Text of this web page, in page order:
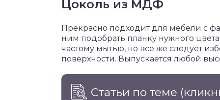
Цоколь из МДФ
Прекрасно подходит для мебели с
ним подобрать планку нужного
частому мытью, но все же следует
поверхности. Выпускается любой
Статьи по теме